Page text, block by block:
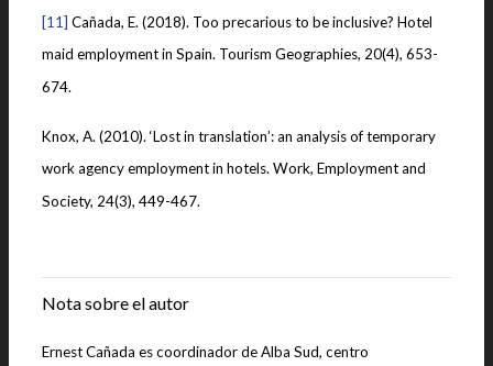
[11] Cañada, E. (2018). Too precarious to be inclusive? Hotel
maid employment in Spain. Tourism Geographies, 20(4), 653-
674.
Knox, A. (2010). ‘Lost in translation’: an analysis of temporary
work agency employment in hotels. Work, Employment and
Society, 24(3), 449-467.
Nota sobre el autor
Ernest Cañada es coordinador de Alba Sud, centro